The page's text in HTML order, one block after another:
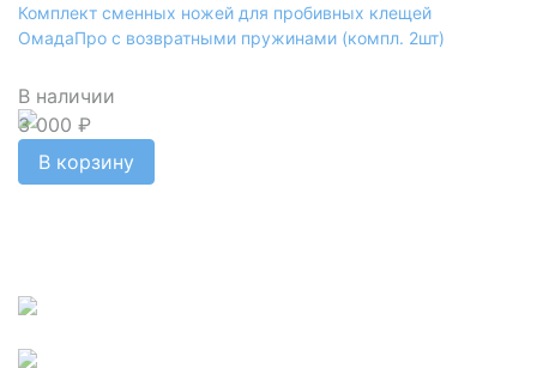
Комплект сменных ножей для пробивных клещей
ОмадаПро с возвратными пружинами (компл. 2шт)
В наличии
3 000 ₽
В корзину